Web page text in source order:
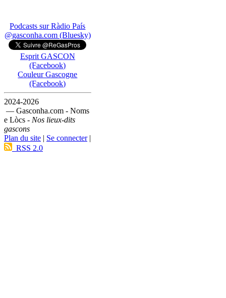
Podcasts sur Ràdio País
@gasconha.com (Bluesky)
Esprit GASCON
(Facebook)
Couleur Gascogne
(Facebook)
2024-2026
— Gasconha.com - Noms
e Lòcs - Nos lieux-dits
gascons
Plan du site | Se connecter|
RSS 2.0